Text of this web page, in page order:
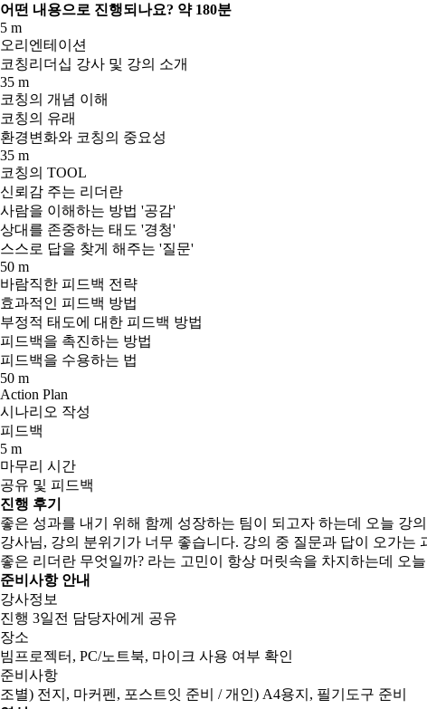
어떤 내용으로 진행되나요? 약 180분
5 m
오리엔테이션
코칭리더십 강사 및 강의 소개
35 m
코칭의 개념 이해
코칭의 유래
환경변화와 코칭의 중요성
35 m
코칭의 TOOL
신뢰감 주는 리더란
사람을 이해하는 방법 '공감'
상대를 존중하는 태도 '경청'
스스로 답을 찾게 해주는 '질문'
50 m
바람직한 피드백 전략
효과적인 피드백 방법
부정적 태도에 대한 피드백 방법
피드백을 촉진하는 방법
피드백을 수용하는 법
50 m
Action Plan
시나리오 작성
피드백
5 m
마무리 시간
공유 및 피드백
진행 후기
좋은 성과를 내기 위해 함께 성장하는 팀이 되고자 하는데 오늘 강
강사님, 강의 분위기가 너무 좋습니다. 강의 중 질문과 답이 오가
좋은 리더란 무엇일까? 라는 고민이 항상 머릿속을 차지하는데 오
준비사항 안내
강사정보
진행 3일전 담당자에게 공유
장소
빔프로젝터, PC/노트북, 마이크 사용 여부 확인
준비사항
조별) 전지, 마커펜, 포스트잇 준비 / 개인) A4용지, 필기도구 준비